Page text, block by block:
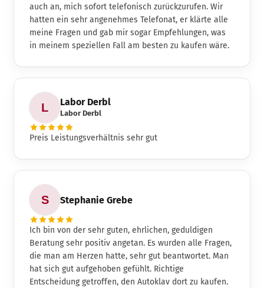
auch an, mich sofort telefonisch zurückzurufen. Wir
hatten ein sehr angenehmes Telefonat, er klärte alle
meine Fragen und gab mir sogar Empfehlungen, was
in meinem speziellen Fall am besten zu kaufen wäre.
Labor Derbl
Labor Derbl
Preis Leistungsverhältnis sehr gut
Stephanie Grebe
Ich bin von der sehr guten, ehrlichen, geduldigen
Beratung sehr positiv angetan. Es wurden alle Fragen,
die man am Herzen hatte, sehr gut beantwortet. Man
hat sich gut aufgehoben gefühlt. Richtige
Entscheidung getroffen, den Autoklav dort zu kaufen.